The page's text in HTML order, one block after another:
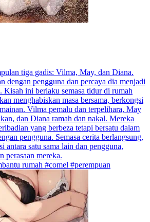
tiga gadis: Vilma, May, dan Diana.
dengan pengguna dan percaya dia menjadi
Kisah ini berlaku semasa tidur di rumah
menghabiskan masa bersama, berkongsi
Vilma pemalu dan terpelihara, May
dan Diana ramah dan nakal. Mereka
yang berbeza tetapi bersatu dalam
pengguna. Semasa cerita berlangsung,
antara satu sama lain dan pengguna,
perasaan mereka.
rumah #comel #perempuan